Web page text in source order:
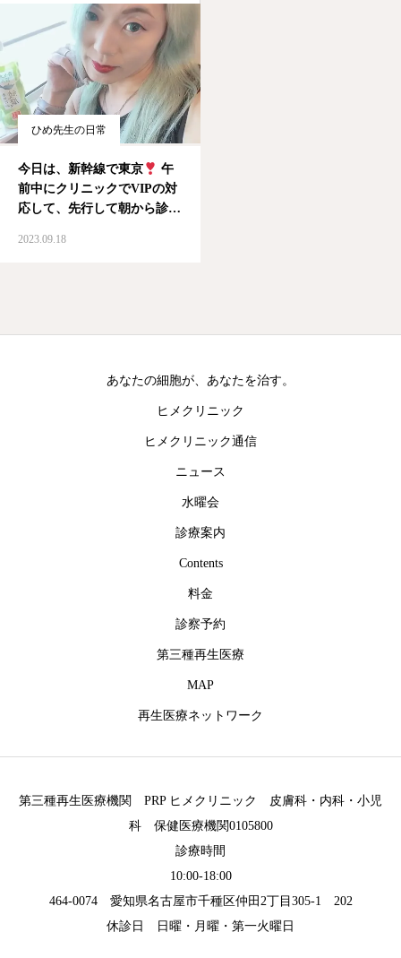
うーん…私はもっともっと綺
麗にセクシーにカッコよく
なりたいんだけど…
ス…
ひめ先生の日常
今日は、新幹線で東京
前中にクリニックでVIPの対
応して、先行して朝から診療
2023.09.18
あなたの細胞が、あなたを治す。
ヒメクリニック
ヒメクリニック通信
ニュース
水曜会
診療案内
Contents
料金
診察予約
第三種再生医療
MAP
再生医療ネットワーク
第三種再生医療機関 PRP ヒメクリニック 皮膚科・内科・小児
科 保健医療機関0105800
診療時間
10:00-18:00
464-0074 愛知県名古屋市千種区仲田2丁目305-1 202
休診日 日曜・月曜・第一火曜日